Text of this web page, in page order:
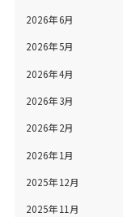
2026年6月
2026年5月
2026年4月
2026年3月
2026年2月
2026年1月
2025年12月
2025年11月